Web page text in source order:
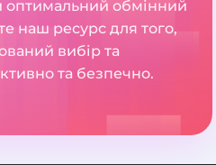
оптимальний обмінний
наш ресурс для того,
вибір та
та безпечно.